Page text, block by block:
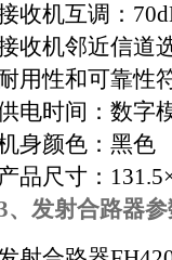
收机互调：
收机邻近信道
用性和可靠性
电时间：数字
身颜色：黑色
品尺寸：
、发射合路器